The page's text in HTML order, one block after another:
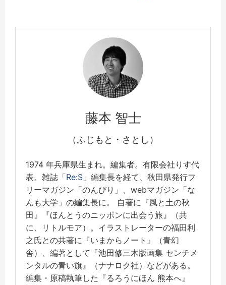
藤本 智士
（ふじもと・さとし）
1974 年兵庫県生まれ。編集者。有限会社りす代
表。雑誌「Re:S 」編集長を経て、秋田県発行フ
リーマガジン「のんびり」、webマガジン「な
んも大学」の編集長に。 自著に『風と土の秋
田』『ほんとうのニッポンに出会う旅』（共
に、リトルモア）。イラストレーターの福田利
之氏との共著に『いまからノート』（青幻
舎）、編著として『池田修三木版画集 センチメ
ンタルの青い旗』（ナナロク社）などがある。
編集・原稿執筆した『るろうにほん 熊本へ』